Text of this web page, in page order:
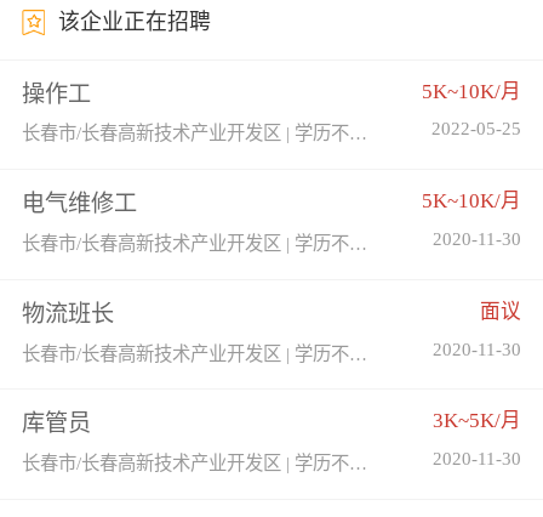
该企业正在招聘
操作工 5K~10K/月
长春市/长春高新技术产业开发区 | 学历不限 | 经验不限 2022-05-25
电气维修工 5K~10K/月
长春市/长春高新技术产业开发区 | 学历不限 | 经验不限 2020-11-30
物流班长 面议
长春市/长春高新技术产业开发区 | 学历不限 | 经验不限 2020-11-30
库管员 3K~5K/月
长春市/长春高新技术产业开发区 | 学历不限 | 经验不限 2020-11-30